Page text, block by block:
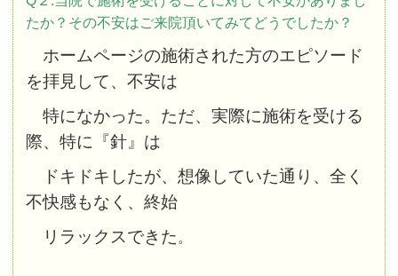
たか？その不安はご来院頂いてみてどうでしたか？
ホームページの施術された方のエピソード
を拝見して、不安は
特になかった。ただ、実際に施術を受ける
際、特に『針』は
ドキドキしたが、想像していた通り、全く
不快感もなく、終始
リラックスできた 。